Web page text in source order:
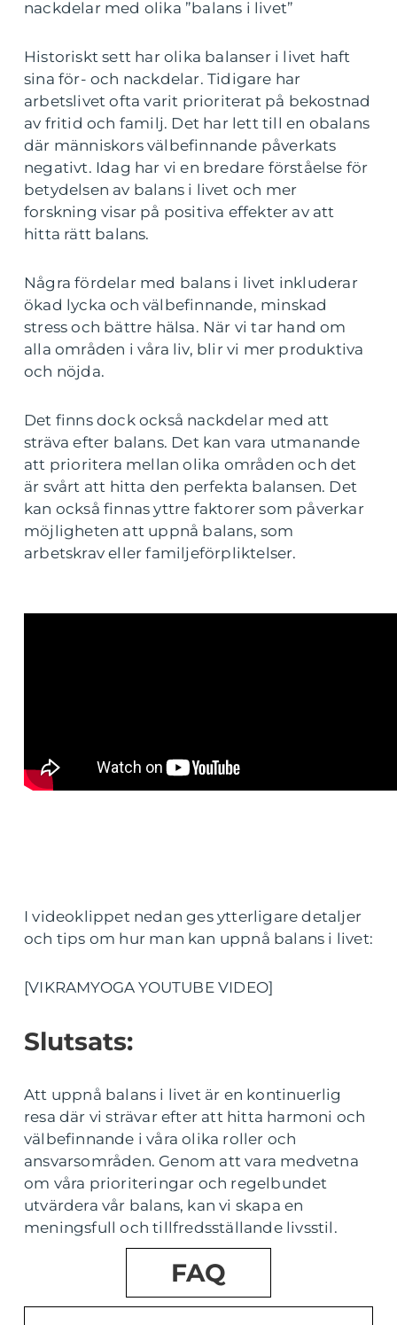
nackdelar med olika ”balans i livet”
Historiskt sett har olika balanser i livet haft
sina för- och nackdelar. Tidigare har
arbetslivet ofta varit prioriterat på bekostnad
av fritid och familj. Det har lett till en obalans
där människors välbefinnande påverkats
negativt. Idag har vi en bredare förståelse för
betydelsen av balans i livet och mer
forskning visar på positiva effekter av att
hitta rätt balans.
Några fördelar med balans i livet inkluderar
ökad lycka och välbefinnande, minskad
stress och bättre hälsa. När vi tar hand om
alla områden i våra liv, blir vi mer produktiva
och nöjda.
Det finns dock också nackdelar med att
sträva efter balans. Det kan vara utmanande
att prioritera mellan olika områden och det
är svårt att hitta den perfekta balansen. Det
kan också finnas yttre faktorer som påverkar
möjligheten att uppnå balans, som
arbetskrav eller familjeförpliktelser.
I videoklippet nedan ges ytterligare detaljer
och tips om hur man kan uppnå balans i livet:
[VIKRAMYOGA YOUTUBE VIDEO]
Slutsats:
Att uppnå balans i livet är en kontinuerlig
resa där vi strävar efter att hitta harmoni och
välbefinnande i våra olika roller och
ansvarsområden. Genom att vara medvetna
om våra prioriteringar och regelbundet
utvärdera vår balans, kan vi skapa en
meningsfull och tillfredsställande livsstil.
FAQ